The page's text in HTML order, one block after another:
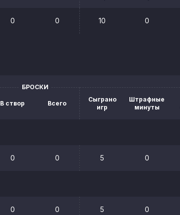
0 0 10 0
БРОСКИ
В створ Всего
Сыграно
игр
Штрафные
минуты
0 0 5 0
0 0 5 0